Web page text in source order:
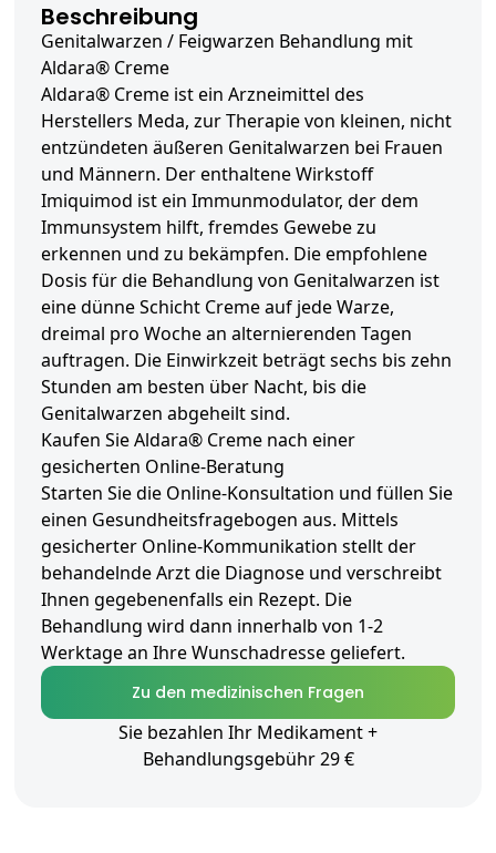
Beschreibung
Genitalwarzen / Feigwarzen Behandlung mit
Aldara® Creme
Aldara® Creme ist ein Arzneimittel des
Herstellers Meda, zur Therapie von kleinen, nicht
entzündeten äußeren Genitalwarzen bei Frauen
und Männern. Der enthaltene Wirkstoff
Imiquimod ist ein Immunmodulator, der dem
Immunsystem hilft, fremdes Gewebe zu
erkennen und zu bekämpfen. Die empfohlene
Dosis für die Behandlung von Genitalwarzen ist
eine dünne Schicht Creme auf jede Warze,
dreimal pro Woche an alternierenden Tagen
auftragen. Die Einwirkzeit beträgt sechs bis zehn
Stunden am besten über Nacht, bis die
Genitalwarzen abgeheilt sind.
Kaufen Sie Aldara® Creme nach einer
gesicherten Online-Beratung
Starten Sie die Online-Konsultation und füllen Sie
einen Gesundheitsfragebogen aus. Mittels
gesicherter Online-Kommunikation stellt der
behandelnde Arzt die Diagnose und verschreibt
Ihnen gegebenenfalls ein Rezept. Die
Behandlung wird dann innerhalb von 1-2
Werktage an Ihre Wunschadresse geliefert.
Zu den medizinischen Fragen
Sie bezahlen Ihr Medikament +
Behandlungsgebühr 29 €